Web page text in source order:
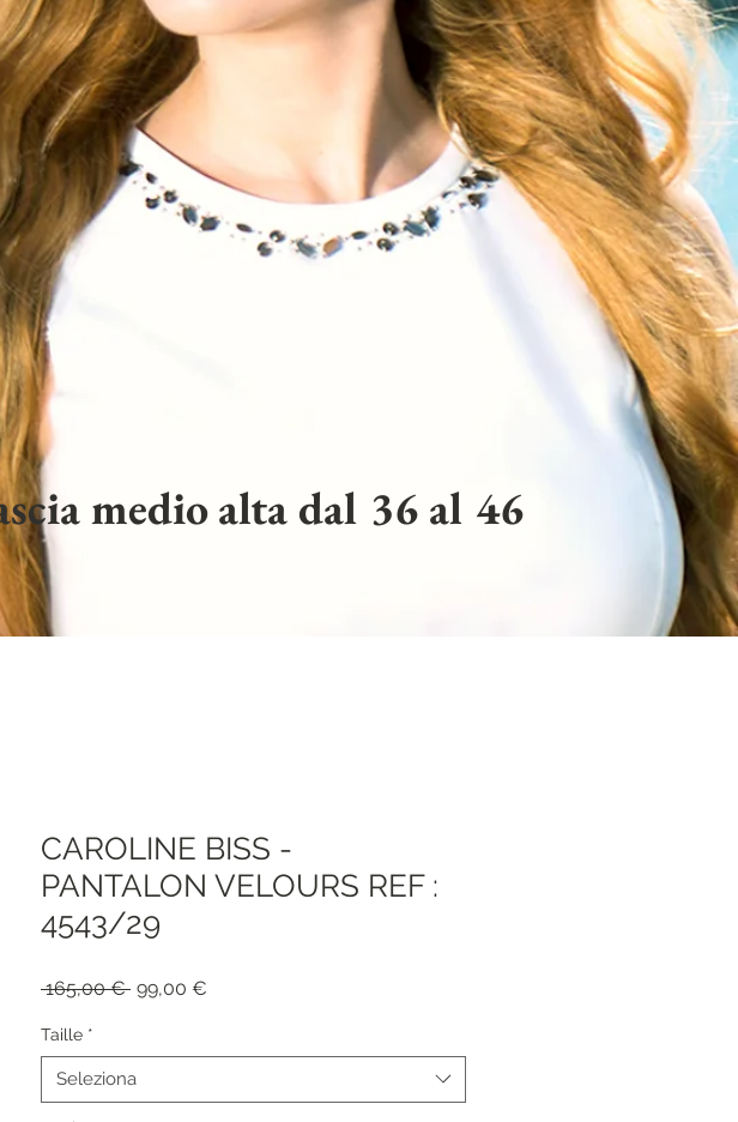
medio alta dal 36 al 46
CAROLINE BISS -
PANTALON VELOURS REF :
4543/29
165,00 € Prezzo
99,00 €
Taille *
Seleziona